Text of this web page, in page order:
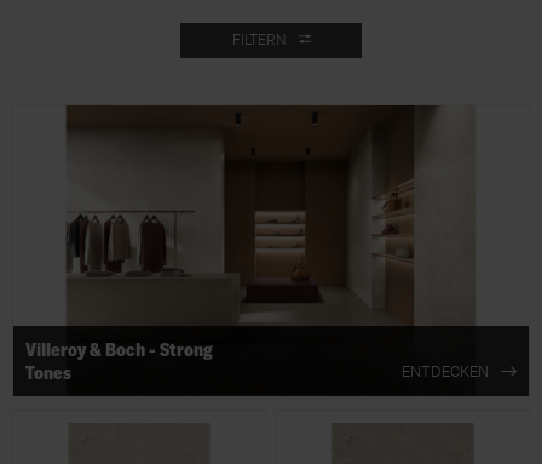
FILTERN
Villeroy & Boch - Strong
Tones
ENTDECKEN